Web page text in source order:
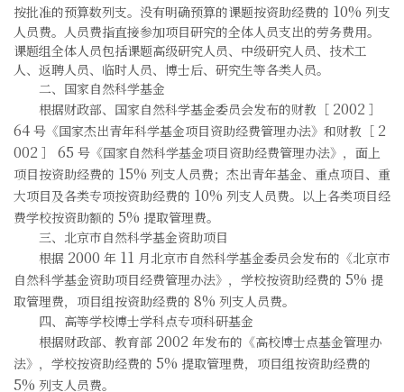
按批准的预算数列支。没有明确预算的课题按资助经费的 10% 列支
人员费。人员费指直接参加项目研究的全体人员支出的劳务费用。
课题组全体人员包括课题高级研究人员、中级研究人员、技术工
人、返聘人员、临时人员、博士后、研究生等各类人员。
二、国家自然科学基金
根据财政部、国家自然科学基金委员会发布的财教［ 2002 ］
64 号《国家杰出青年科学基金项目资助经费管理办法》和财教［ 2
002 ］ 65 号《国家自然科学基金项目资助经费管理办法》，面上
项目按资助经费的 15% 列支人员费；杰出青年基金、重点项目、重
大项目及各类专项按资助经费的 10% 列支人员费。以上各类项目经
费学校按资助额的 5% 提取管理费。
三、北京市自然科学基金资助项目
根据 2000 年 11 月北京市自然科学基金委员会发布的《北京市
自然科学基金资助项目经费管理办法》，学校按资助经费的 5% 提
取管理费，项目组按资助经费的 8% 列支人员费。
四、高等学校博士学科点专项科研基金
根据财政部、教育部 2002 年发布的《高校博士点基金管理办
法》，学校按资助经费的 5% 提取管理费，项目组按资助经费的
5% 列支人员费。